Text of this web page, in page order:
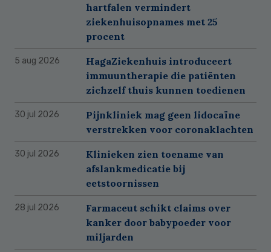
hartfalen vermindert
ziekenhuisopnames met 25
procent
5 aug 2026
HagaZiekenhuis introduceert
immuuntherapie die patiënten
zichzelf thuis kunnen toedienen
30 jul 2026
Pijnkliniek mag geen lidocaïne
verstrekken voor coronaklachten
30 jul 2026
Klinieken zien toename van
afslankmedicatie bij
eetstoornissen
28 jul 2026
Farmaceut schikt claims over
kanker door babypoeder voor
miljarden